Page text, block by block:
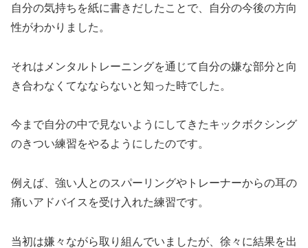
自分の気持ちを紙に書きだしたことで、自分の今後の方向
性がわかりました。
それはメンタルトレーニングを通じて自分の嫌な部分と向
き合わなくてなならないと知った時でした。
今まで自分の中で見ないようにしてきたキックボクシング
のきつい練習をやるようにしたのです。
例えば、強い人とのスパーリングやトレーナーからの耳の
痛いアドバイスを受け入れた練習です。
当初は嫌々ながら取り組んでいましたが、徐々に結果を出